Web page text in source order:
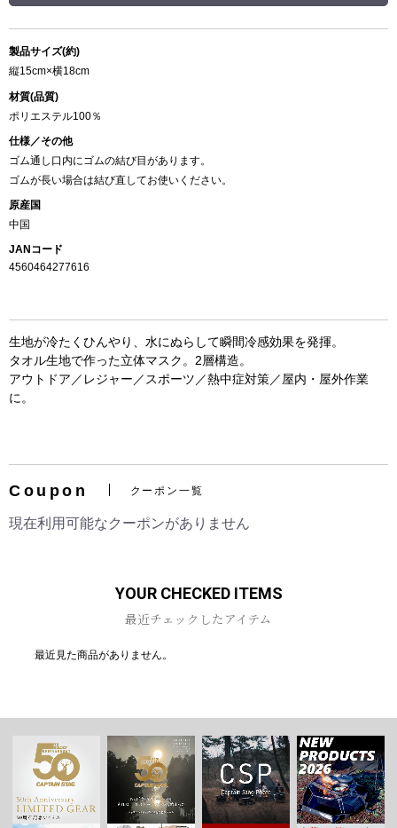
お買い物を続ける
製品サイズ(約)
縦15cm×横18cm
材質(品質)
ポリエステル100％
仕様／その他
ゴム通し口内にゴムの結び目があります。
ゴムが長い場合は結び直してお使いください。
原産国
中国
JANコード
4560464277616
生地が冷たくひんやり、水にぬらして瞬間冷感効果を発揮。
タオル生地で作った立体マスク。2層構造。
アウトドア／レジャー／スポーツ／熱中症対策／屋内・屋外作業
に。
Coupon クーポン一覧
現在利用可能なクーポンがありません
YOUR CHECKED ITEMS
最近チェックしたアイテム
最近見た商品がありません。